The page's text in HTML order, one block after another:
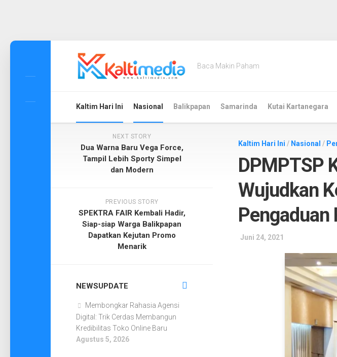
Skip
Baca Makin Paham
Kaltim Hari Ini Nasional Balikpapan Samarinda Kutai Kartanegara
Kaltim Hari Ini / Nasional /
DPMPTSP
Wujudkan
Juni 24, 2021
NEXT STORY
Dua Warna Baru Vega Force,
Tampil Lebih Sporty Simpel
dan Modern
PREVIOUS STORY
SPEKTRA FAIR Kembali Hadir,
Siap-siap Warga Balikpapan
Dapatkan Kejutan Promo
Menarik
NEWSUPDATE
Membongkar Rahasia Agensi
Digital: Trik Cerdas Membangun
Kredibilitas Toko Online Baru
Agustus 5, 2026